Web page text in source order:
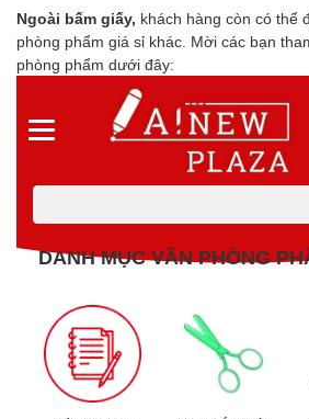
Ngoài bấm giấy, khách hàng còn có thể
phòng phẩm giá sỉ khác. Mời các bạn
phòng phẩm dưới đây: